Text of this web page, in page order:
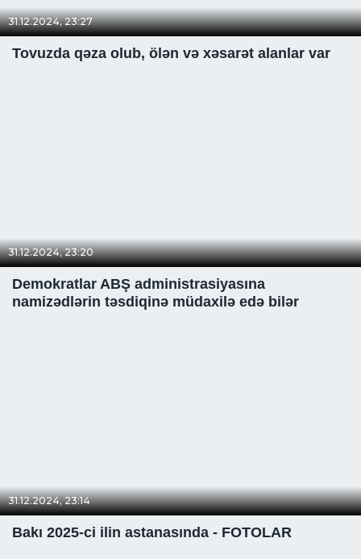
31.12.2024, 23:27
Tovuzda qəza olub, ölən və xəsarət alanlar var
31.12.2024, 23:20
Demokratlar ABŞ administrasiyasına
namizədlərin təsdiqinə müdaxilə edə bilər
31.12.2024, 23:14
Bakı 2025-ci ilin astanasında - FOTOLAR